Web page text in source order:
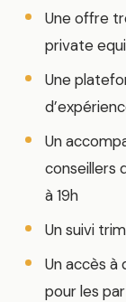
Une offre
private
Une
Un
conseillers
à 19h
Un suivi
Un accès
pour les